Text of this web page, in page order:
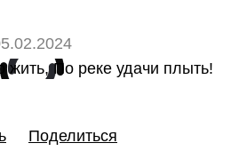
Поделиться